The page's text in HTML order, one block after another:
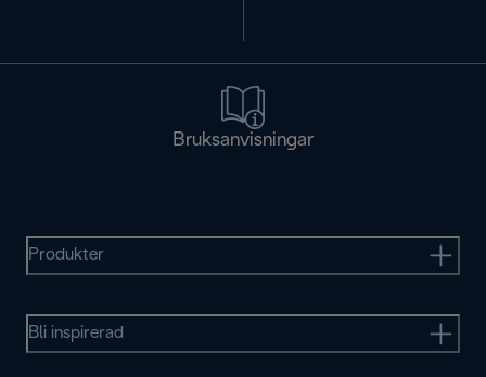
Bruksanvisningar
Produkter
Bli inspirerad